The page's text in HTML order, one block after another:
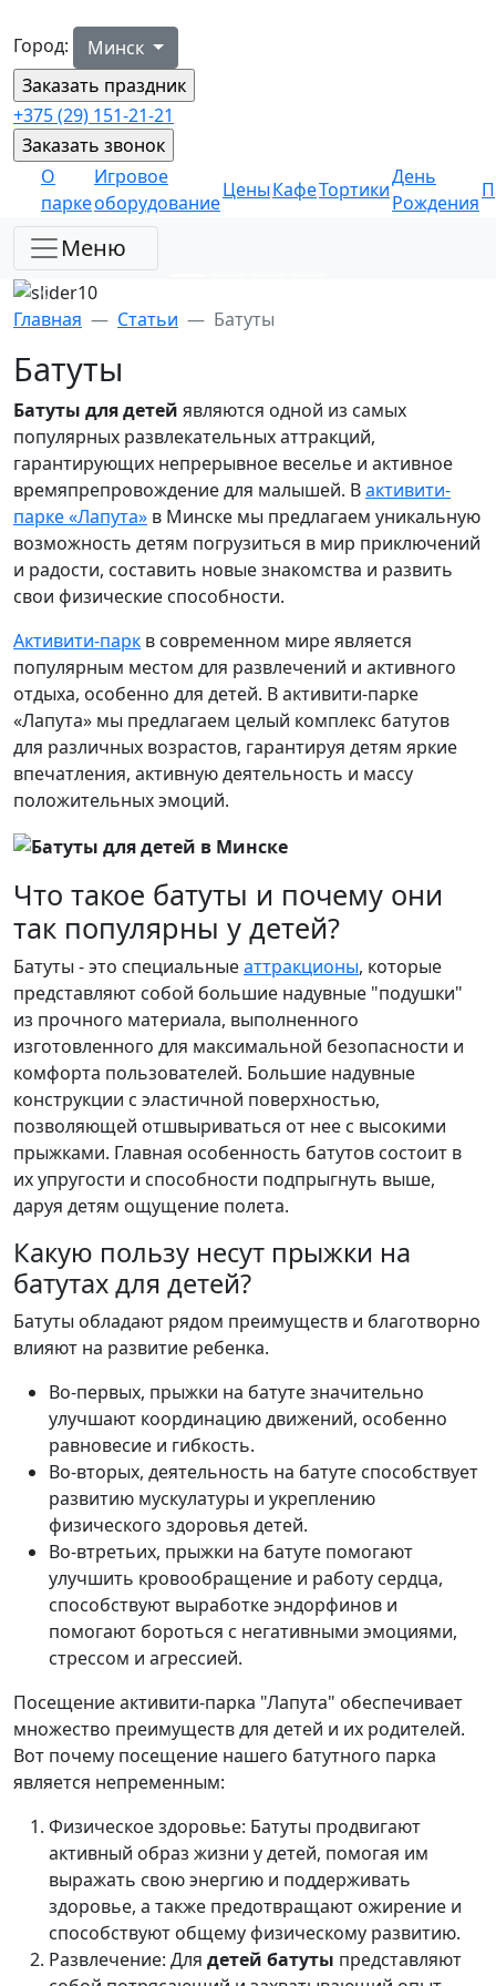
Город: Минск
+375 (29) 151-21-21
О
парке
Игровое
оборудование
ЦеныКафеТортики
День
Рождения
Меню
Главная Статьи Батуты
Батуты
Батуты для детей являются одной из самых
популярных развлекательных аттракций,
гарантирующих непрерывное веселье и активное
времяпрепровождение для малышей. Вактивити-
парке «Лапута» в Минске мы предлагаем уникальную
возможность детям погрузиться в мир приключений
и радости, составить новые знакомства и развить
свои физические способности.
Активити-парк в современном мире является
популярным местом для развлечений и активного
отдыха, особенно для детей. В активити-парке
«Лапута» мы предлагаем целый комплекс батутов
для различных возрастов, гарантируя детям яркие
впечатления, активную деятельность и массу
положительных эмоций.
Что такое батуты и почему они
так популярны у детей?
Батуты - это специальныеаттракционы, которые
представляют собой большие надувные "подушки"
из прочного материала, выполненного
изготовленного для максимальной безопасности и
комфорта пользователей. Большие надувные
конструкции с эластичной поверхностью,
позволяющей отшвыриваться от нее с высокими
прыжками. Главная особенность батутов состоит в
их упругости и способности подпрыгнуть выше,
даруя детям ощущение полета.
Какую пользу несут прыжки на
батутах для детей?
Батуты обладают рядом преимуществ и благотворно
влияют на развитие ребенка.
Во-первых, прыжки на батуте значительно
улучшают координацию движений, особенно
равновесие и гибкость.
Во-вторых, деятельность на батуте способствует
развитию мускулатуры и укреплению
физического здоровья детей.
Во-втретьих, прыжки на батуте помогают
улучшить кровообращение и работу сердца,
способствуют выработке эндорфинов и
помогают бороться с негативными эмоциями,
стрессом и агрессией.
Посещение активити-парка "Лапута" обеспечивает
множество преимуществ для детей и их родителей.
Вот почему посещение нашего батутного парка
является непременным:
Физическое здоровье: Батуты продвигают
активный образ жизни у детей, помогая им
выражать свою энергию и поддерживать
здоровье, а также предотвращают ожирение и
способствуют общему физическому развитию.
Развлечение: Для детей батуты представляют